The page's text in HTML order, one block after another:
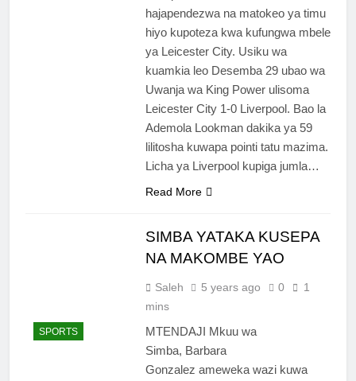
hajapendezwa na matokeo ya timu
hiyo kupoteza kwa kufungwa mbele
ya Leicester City. Usiku wa
kuamkia leo Desemba 29 ubao wa
Uwanja wa King Power ulisoma
Leicester City 1-0 Liverpool. Bao la
Ademola Lookman dakika ya 59
lilitosha kuwapa pointi tatu mazima.
Licha ya Liverpool kupiga jumla…
Read More
SPORTS
SIMBA YATAKA KUSEPA
NA MAKOMBE YAO
Saleh 5 years ago 0
1
mins
MTENDAJI Mkuu wa
Simba, Barbara
Gonzalez ameweka wazi kuwa